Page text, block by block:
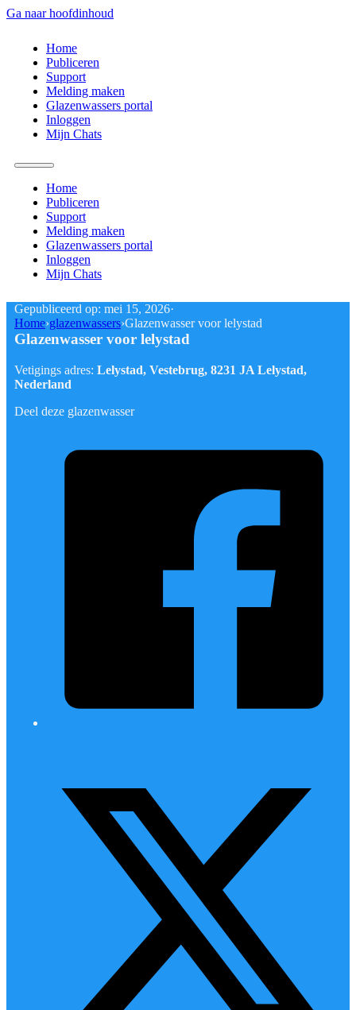
Ga naar hoofdinhoud
Home
Publiceren
Support
Melding maken
Glazenwassers portal
Inloggen
Mijn Chats
Home
Publiceren
Support
Melding maken
Glazenwassers portal
Inloggen
Mijn Chats
Gepubliceerd op: mei 15, 2026
Home›glazenwassers›Glazenwasser voor lelystad
Glazenwasser voor lelystad
Vetigings adres: Lelystad, Vestebrug, 8231 JA Lelystad,
Nederland
Deel deze glazenwasser